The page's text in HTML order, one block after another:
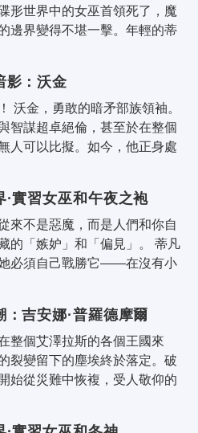
形世界中的女巫首領死了，魔
邊界變得不堪一擊。年輕的蒂
影：沃金
沃金，勇敢的暗矛部族領袖。
智謀超卓絕倫，甚至於在整個
人可以比擬。如今，他正身處
·實習女巫和午夜之袍
來不是惡魔，而是人們和你自
的「嫉妒」和「偏見」。 蒂凡
必須自己戰勝它——在沒有小
：吉安娜·普羅德摩爾
整個艾澤拉斯的各個王國來
裂變留下的塵埃終於落定。破
始從災難中恢複，受人敬仰的